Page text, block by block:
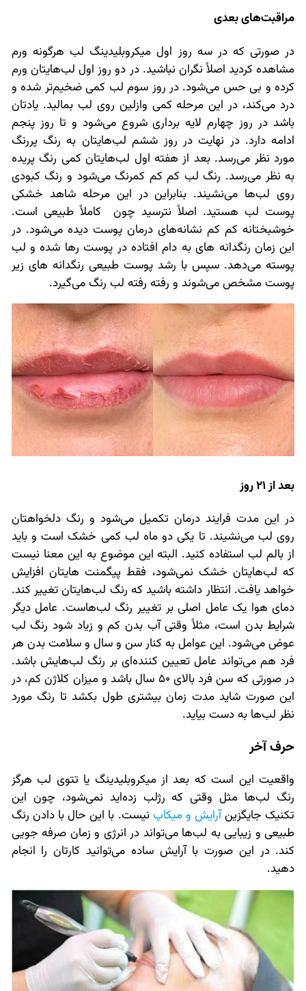
مراقبت‌های بعدی
در صورتی که در سه روز اول میکروبلیدینگ لب هرگونه ورم
مشاهده کردید اصلاً نگران نباشید. در دو روز اول لب‌هایتان ورم
کرده و بی حس می‌شود. در روز سوم لب کمی ضخیم‌تر شده و
درد می‌کند، در این مرحله کمی وازلین روی لب بمالید. یادتان
باشد در روز چهارم لایه برداری شروع می‌شود و تا روز پنجم
ادامه دارد. در نهایت در روز ششم لب‌هایتان به رنگ پررنگ
مورد نظر می‌رسد. بعد از هفته اول لب‌هایتان کمی رنگ پریده
به نظر می‌رسد. رنگ لب کم کم کمرنگ می‌شود و رنگ کبودی
روی لب‌ها می‌نشیند. بنابراین در این مرحله شاهد خشکی
پوست لب هستید. اصلاً نترسید چون کاملاً طبیعی است.
خوشبختانه کم کم نشانه‌های درمان پوست دیده می‌شود. در
این زمان رنگدانه های به دام افتاده در پوست رها شده و لب
پوسته می‌دهد. سپس با رشد پوست طبیعی رنگدانه های زیر
پوست مشخص می‌شوند و رفته رفته لب رنگ می‌گیرد.
بعد از 21 روز
در این مدت فرایند درمان تکمیل می‌شود و رنگ دلخواهتان
روی لب می‌نشیند. تا یکی دو ماه لب کمی خشک است و باید
از بالم لب استفاده کنید. البته این موضوع به این معنا نیست
که لب‌هایتان خشک نمی‌شود، فقط پیگمنت هایتان افزایش
خواهد یافت. انتظار داشته باشید که رنگ لب‌هایتان تغییر کند.
دمای هوا یک عامل اصلی بر تغییر رنگ لب‌هاست. عامل دیگر
شرایط بدن است، مثلاً وقتی آب بدن کم و زیاد شود رنگ لب
عوض می‌شود. این عوامل به کنار سن و سال و سلامت بدن هر
فرد هم می‌تواند عامل تعیین کننده‌ای بر رنگ لب‌هایش باشد.
در صورتی که سن فرد بالای 50 سال باشد و میزان کلاژن کم، در
این صورت شاید مدت زمان بیشتری طول بکشد تا رنگ مورد
نظر لب‌ها به دست بیاید.
حرف آخر
واقعیت این است که بعد از میکروبلیدینگ یا تتوی لب هرگز
رنگ لب‌ها مثل وقتی که رژلب زده‌اید نمی‌شود، چون این
تکنیک جایگزینآرایش و میکاپ نیست. با این حال با دادن رنگ
طبیعی و زیبایی به لب‌ها می‌تواند در انرژی و زمان صرفه جویی
کند. در این صورت با آرایش ساده می‌توانید کارتان را انجام
دهید.